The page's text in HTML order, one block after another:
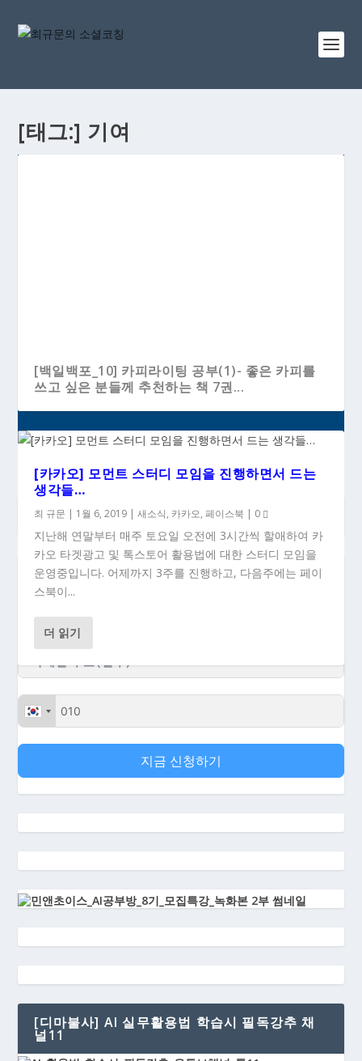
[태그:] 기여
[백일백포_10] 카피라이팅 공부(1)- 좋은 카피를
쓰고 싶은 분들께 추천하는 책 7권...
[카카오] 모먼트 스터디 모임을 진행하면서 드는
생각들…
최 규문 | 1월 6, 2019 |새소식, 카카오,페이스북 | 0
지난해 연말부터 매주 토요일 오전에 3시간씩 할애하여 카
카오 타겟광고 및 톡스토어 활용법에 대한 스터디 모임을
운영중입니다. 어제까지 3주를 진행하고, 다음주에는 페이
스북이...
더 읽기
### 새 글이 올라올 때 이메일로 받으시려면...
지금 신청하기
[디마불사] AI 실무활용법 학습시 필독강추 채
널11